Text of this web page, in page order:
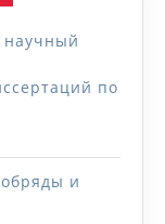
научный
по
и